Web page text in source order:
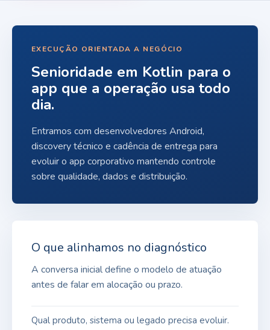
EXECUÇÃO ORIENTADA A NEGÓCIO
Senioridade em Kotlin para o
app que a operação usa todo
dia.
Entramos com desenvolvedores Android,
discovery técnico e cadência de entrega para
evoluir o app corporativo mantendo controle
sobre qualidade, dados e distribuição.
O que alinhamos no diagnóstico
A conversa inicial define o modelo de atuação
antes de falar em alocação ou prazo.
Qual produto, sistema ou legado precisa evoluir.